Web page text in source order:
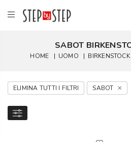
SABOT
HOME | UOMO | BIRKENSTOCK
ELIMINA TUTTI I FILTRI SABOT